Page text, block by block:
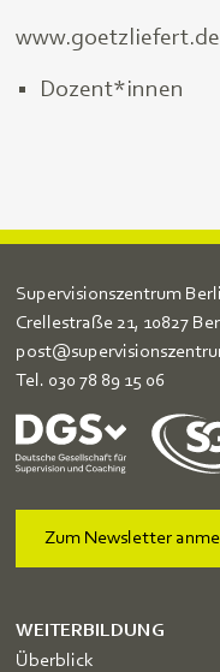
www.goetzliefert.de
Dozent*innen
Supervisionszentrum
Crellestraße 21, 10827
Tel. 030 78 89 15 06
Zum Newsletter
WEITERBILDUNG
Überblick